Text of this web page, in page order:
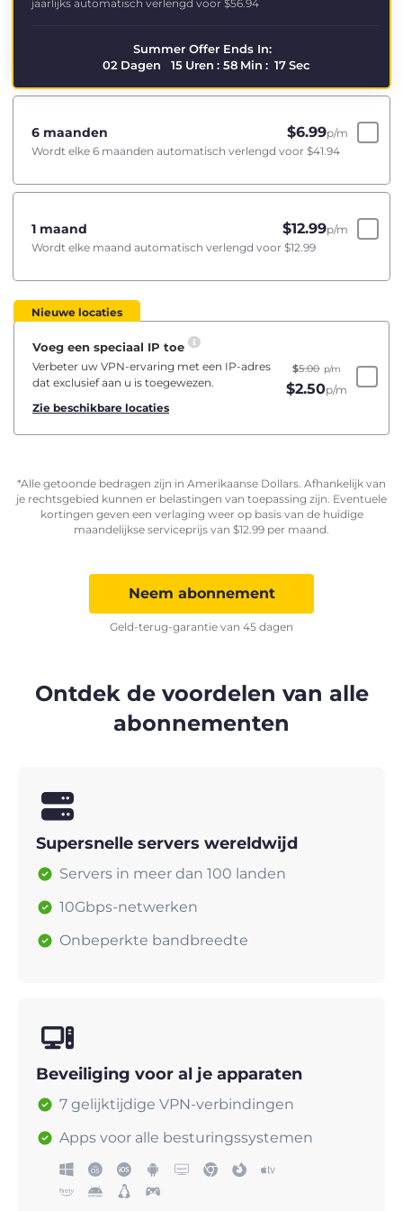
jaarlijks automatisch verlengd voor $56.94
Summer Offer Ends In:
02 Dagen 15 Uren : 58 Min : 16Sec
6 maanden $6.99p/m
Wordt elke 6 maanden automatisch verlengd voor $41.94
1 maand $12.99p/m
Wordt elke maand automatisch verlengd voor $12.99
Nieuwe locaties
Voeg een speciaal IP toe
Verbeter uw VPN-ervaring met een IP-adres
dat exclusief aan u is toegewezen.
Zie beschikbare locaties
$5.00 p/m
$2.50p/m
*Alle getoonde bedragen zijn in Amerikaanse Dollars. Afhankelijk van
je rechtsgebied kunnen er belastingen van toepassing zijn. Eventuele
kortingen geven een verlaging weer op basis van de huidige
maandelijkse serviceprijs van $12.99 per maand.
Neem abonnement
Geld-terug-garantie van 45 dagen
Ontdek de voordelen van alle
abonnementen
Supersnelle servers wereldwijd
Servers in meer dan 100 landen
10Gbps-netwerken
Onbeperkte bandbreedte
Beveiliging voor al je apparaten
7 gelijktijdige VPN-verbindingen
Apps voor alle besturingssystemen